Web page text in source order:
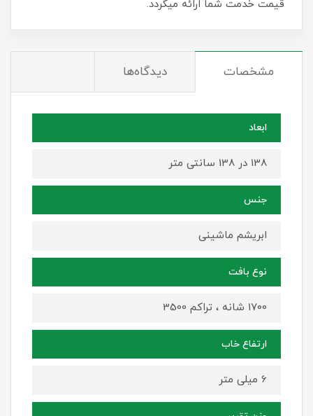
قیمت خدمت شما ارائه میگردد.
مشخصات دیدگاه‌ها
ابعاد
138 در 138 سانتی متر
جنس
ابریشم ماشینی
نوع بافت
1700 شانه ، تراکم 3500
ارتفاع خاب
6 میلی متر